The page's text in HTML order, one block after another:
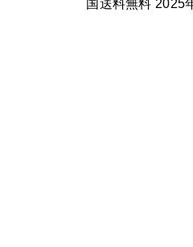
国送料無料 2025